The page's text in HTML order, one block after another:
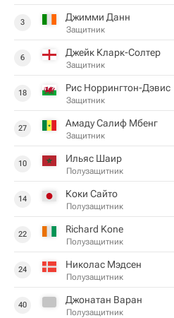
3 Джимми Данн
Защитник
6 Джейк Кларк-Солтер
Защитник
18 Рис Норрингтон-Дэвис
Защитник
27 Амаду Салиф Мбенг
Защитник
10 Ильяс Шаир
Полузащитник
14 Коки Сайто
Полузащитник
22 Richard Kone
Полузащитник
24 Николас Мэдсен
Полузащитник
40 Джонатан Варан
Полузащитник